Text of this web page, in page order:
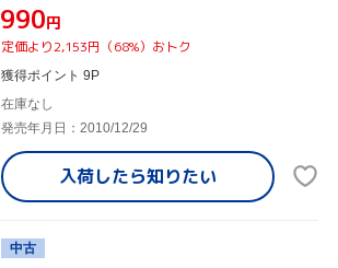
¥990円
定価より2,153円（68%）おトク
獲得ポイント 9P
在庫なし
発売年月日：2010/12/29
入荷したら知りたい
中古